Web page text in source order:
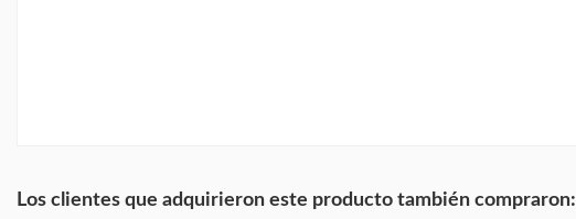
Los clientes que adquirieron este producto también compraron: